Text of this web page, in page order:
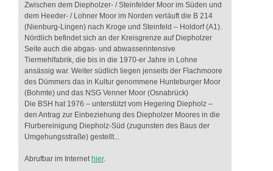
Zwischen dem Diepholzer- / Steinfelder Moor im Süden und
dem Heeder- / Lohner Moor im Norden verläuft die B 214
(Nienburg-Lingen) nach Kroge und Steinfeld – Holdorf (A1).
Nördlich befindet sich an der Kreisgrenze auf Diepholzer
Seite auch die abgas- und abwasserintensive
Tiermehlfabrik, die bis in die 1970-er Jahre in Lohne
ansässig war. Weiter südlich liegen jenseits der Flachmoore
des Dümmers das in Kultur genommene Hunteburger Moor
(Bohmte) und das NSG Venner Moor (Osnabrück)
Die BSH hat 1976 – unterstützt vom Hegering Diepholz –
den Antrag zur Einbeziehung des Diepholzer Moores in die
Flurbereinigung Diepholz-Süd (zugunsten des Baus der
Umgehungsstraße) gestellt...
Abrufbar im Internet hier.